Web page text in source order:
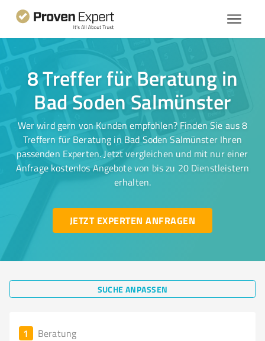
8 Treffer für Beratung in
Bad Soden Salmünster
Wer wird gern von Kunden empfohlen? Finden Sie aus 8
Treffern für Beratung in Bad Soden Salmünster Ihren
passenden Experten. Jetzt vergleichen und mit nur einer
Anfrage kostenlos Angebote von bis zu 20 Dienstleistern
erhalten.
JETZT EXPERTEN ANFRAGEN
SUCHE ANPASSEN
1 Beratung